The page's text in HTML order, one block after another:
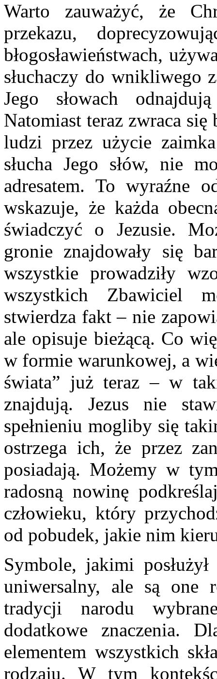
Warto zauważyć, że
przekazu,
błogosławieństwach,
słuchaczy do wnikliwego
Jego słowach
Natomiast teraz zwraca się
ludzi przez użycie
słucha Jego słów, nie
adresatem. To wyraźne
wskazuje, że każda
świadczyć o Jezusie.
gronie znajdowały się
wszystkie prowadziły
wszystkich Zbawiciel
stwierdza fakt – nie
ale opisuje bieżącą. Co
w formie warunkowej, a
świata” już teraz – w
znajdują. Jezus nie
spełnieniu mogliby się
ostrzega ich, że przez
posiadają. Możemy w
radosną nowinę
człowieku, który
od pobudek, jakie nim
Symbole, jakimi
uniwersalny, ale są one
tradycji narodu
dodatkowe znaczenia.
elementem wszystkich
rodzaju. W tym